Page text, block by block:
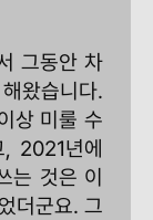
그동안 차
왔습니다.
상 미룰 수
, 2021년에
는 것은 이
더군요. 그